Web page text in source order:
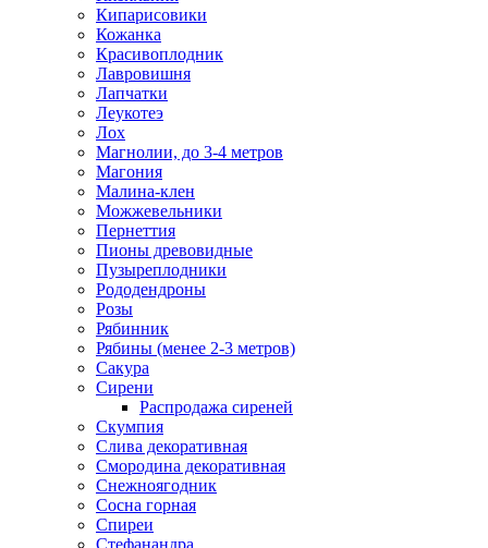
Кипарисовики
Кожанка
Красивоплодник
Лавровишня
Лапчатки
Леукотеэ
Лох
Магнолии, до 3-4 метров
Магония
Малина-клен
Можжевельники
Пернеттия
Пионы древовидные
Пузыреплодники
Рододендроны
Розы
Рябинник
Рябины (менее 2-3 метров)
Сакура
Сирени
Распродажа сиреней
Скумпия
Слива декоративная
Смородина декоративная
Снежноягодник
Сосна горная
Спиреи
Стефанандра